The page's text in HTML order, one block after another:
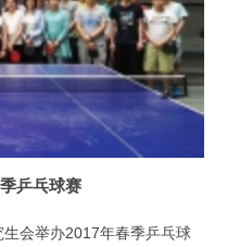
乒乓球赛
会举办2017年春季乒乓球